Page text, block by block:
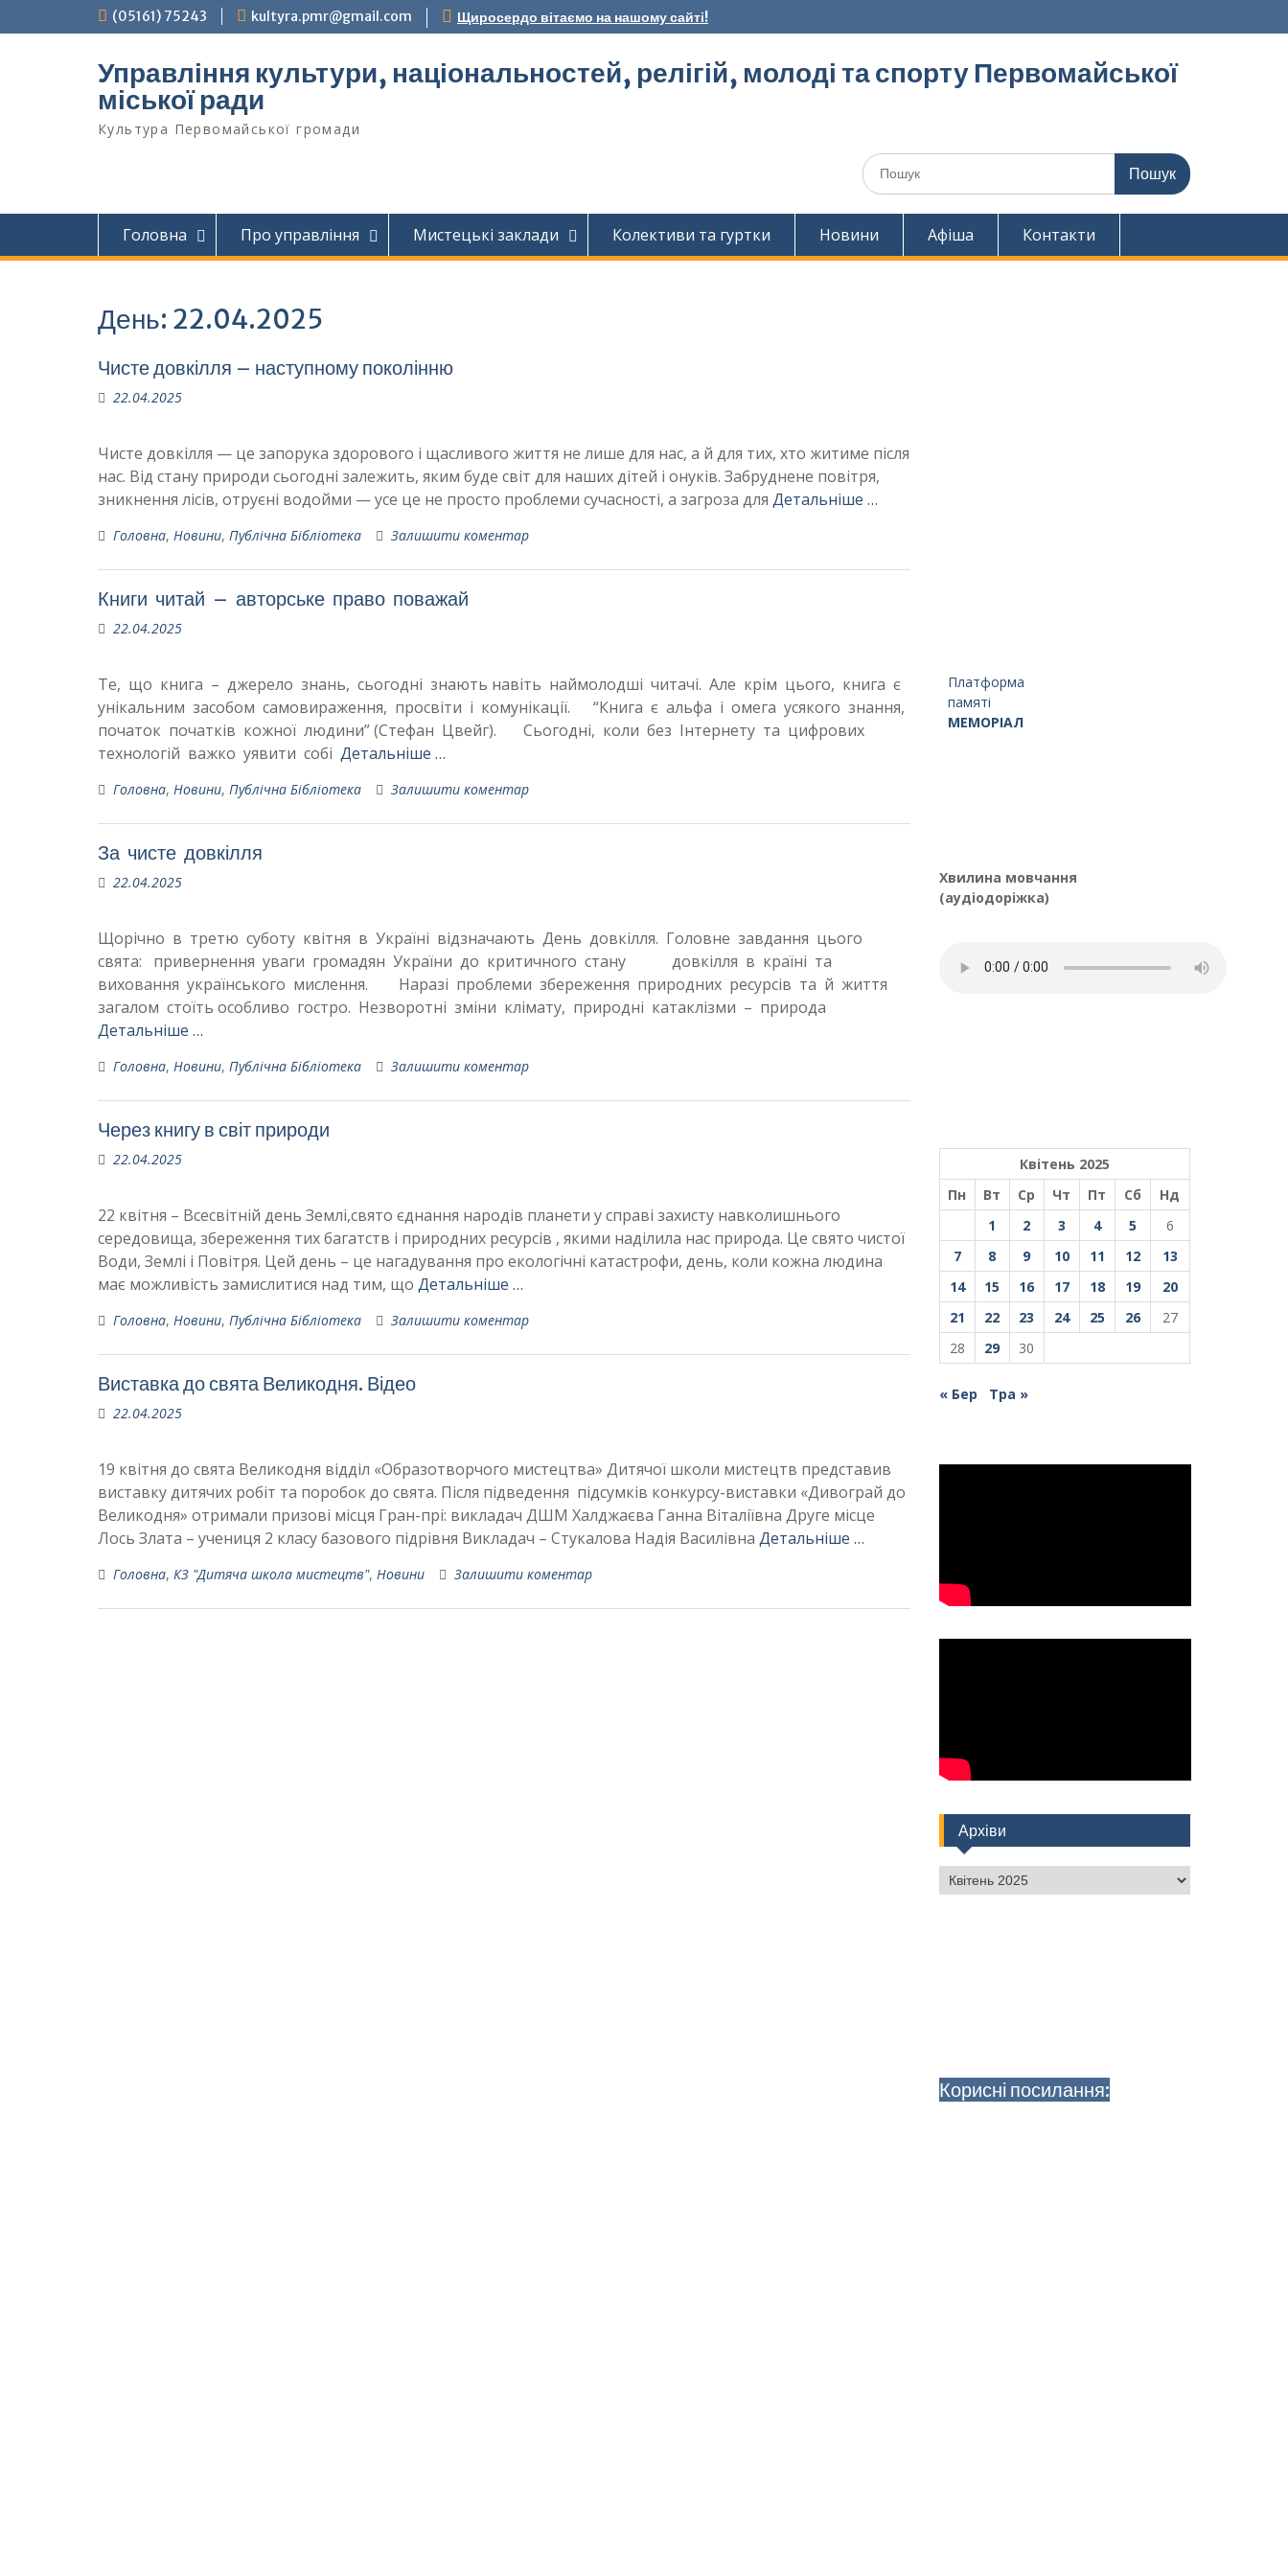
до
(05161) 75243 kultyra.pmr@gmail.com Щиросердо вітаємо на нашому сайті!
Управління культури, національностей, релігій, молоді та спорту Первомайської
міської ради
Культура Первомайcької громади
Шукати:
Головна Про управління Мистецькі заклади Колективи та гуртки Новини Афіша Контакти
День: 22.04.2025
Чисте довкілля – наступному поколінню
22.04.2025
Чисте довкілля — це запорука здорового і щасливого життя не лише для нас, а й для тих, хто житиме після
нас. Від стану природи сьогодні залежить, яким буде світ для наших дітей і онуків. Забруднене повітря,
зникнення лісів, отруєні водойми — усе це не просто проблеми сучасності, а загроза для Детальніше …
Головна, Новини, Публічна Бібліотека Залишити коментар
Книги читай – авторське право поважай
22.04.2025
Те, що книга – джерело знань, сьогодні знають навіть наймолодші читачі. Але крім цього, книга є
унікальним засобом самовираження, просвіти і комунікації. “Книга є альфа і омега усякого знання,
початок початків кожної людини” (Стефан Цвейг). Сьогодні, коли без Інтернету та цифрових
технологій важко уявити собі Детальніше …
Головна, Новини, Публічна Бібліотека Залишити коментар
За чисте довкілля
22.04.2025
Щорічно в третю суботу квітня в Україні відзначають День довкілля. Головне завдання цього
свята: привернення уваги громадян України до критичного стану довкілля в країні та
виховання українського мислення. Наразі проблеми збереження природних ресурсів та й життя
загалом стоїть особливо гостро. Незворотні зміни клімату, природні катаклізми – природа
Детальніше …
Головна, Новини, Публічна Бібліотека Залишити коментар
Через книгу в світ природи
22.04.2025
22 квітня – Всесвітній день Землі,свято єднання народів планети у справі захисту навколишнього
середовища, збереження тих багатств і природних ресурсів , якими наділила нас природа. Це свято чистої
Води, Землі і Повітря. Цей день – це нагадування про екологічні катастрофи, день, коли кожна людина
має можливість замислитися над тим, що Детальніше …
Головна, Новини, Публічна Бібліотека Залишити коментар
Виставка до свята Великодня. Відео
22.04.2025
19 квітня до свята Великодня відділ «Образотворчого мистецтва» Дитячої школи мистецтв представив
виставку дитячих робіт та поробок до свята. Після підведення підсумків конкурсу-виставки «Дивограй до
Великодня» отримали призові місця Гран-прі: викладач ДШМ Халджаєва Ганна Віталіївна Друге місце
Лось Злата – учениця 2 класу базового підрівня Викладач – Стукалова Надія Василівна Детальніше …
Головна, КЗ "Дитяча школа мистецтв", Новини Залишити коментар
Платформа
памяті
МЕМОРІАЛ
Хвилина мовчання
(аудіодоріжка)
Квітень 2025
Пн
Вт Ср Чт Пт Сб
Нд
1
2 3 4 5
6
7
8 9 10 11 12
13
14
15 16 17 18 19
20
21
22 23 24 25 26
27
28
29 30
« Бер Тра »
Архіви
Архіви
Корисні посилання: